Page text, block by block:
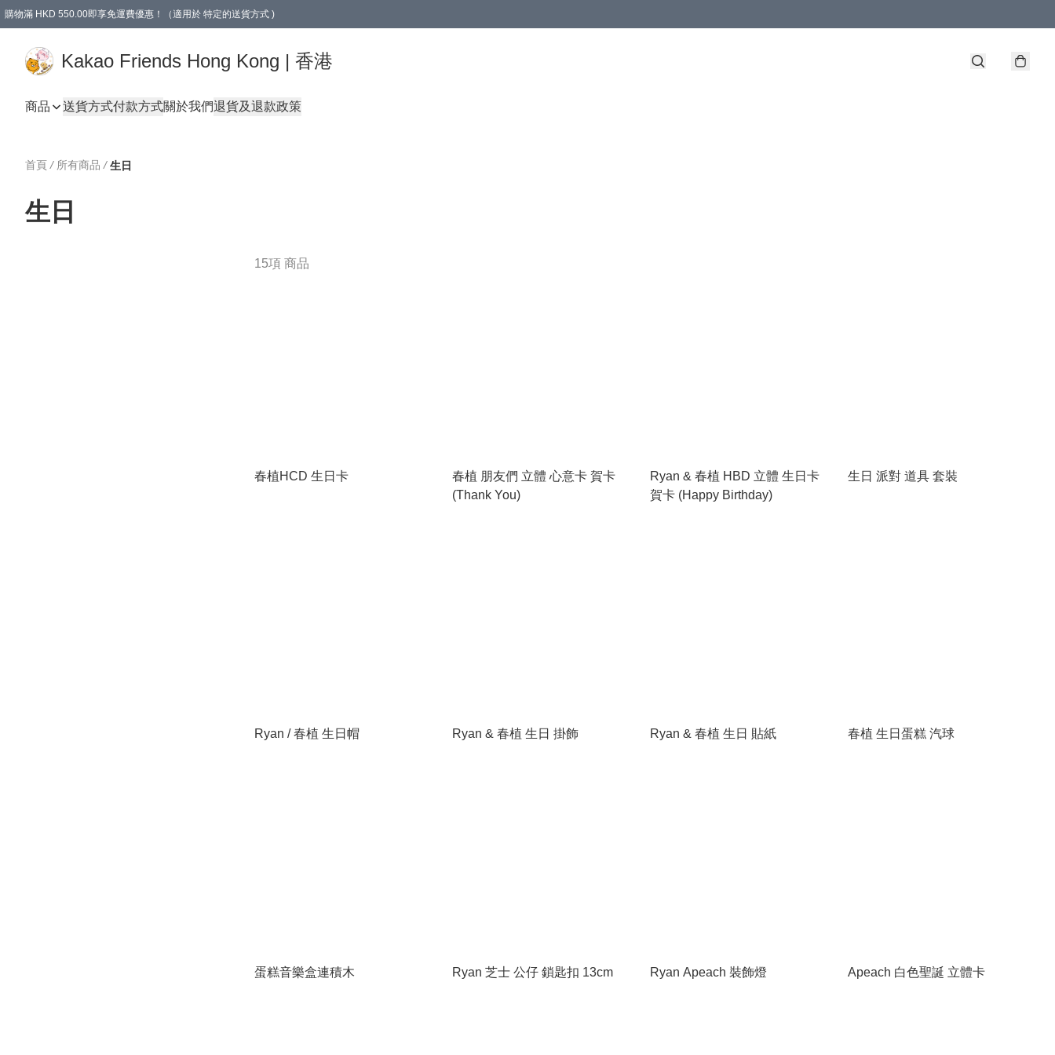
購物滿 HKD 550.00即享免運費優惠！（適用於 特定的送貨方式 )
Kakao Friends Hong Kong | 香港
商品 送貨方式付款方式關於我們退貨及退款政策
首頁 / 所有商品 / 生日
生日
15項 商品
春植HCD 生日卡
春植 朋友們 立體 心意卡 賀卡
(Thank You)
Ryan & 春植 HBD 立體 生日卡
賀卡 (Happy Birthday)
生日 派對 道具 套裝
Ryan / 春植 生日帽 Ryan & 春植 生日 掛飾 Ryan & 春植 生日 貼紙 春植 生日蛋糕 汽球
蛋糕音樂盒連積木 Ryan 芝士 公仔 鎖匙扣 13cm Ryan Apeach 裝飾燈 Apeach 白色聖誕 立體卡